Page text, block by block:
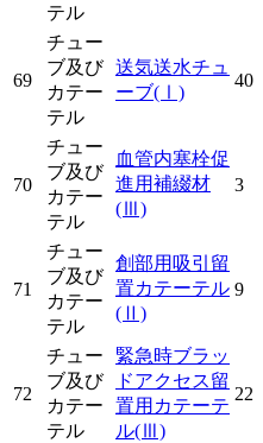
テル
69
チュー
ブ及び
カテー
テル
送気送水チュ
ーブ(Ⅰ)
40
70
チュー
ブ及び
カテー
テル
血管内塞栓促
進用補綴材
(Ⅲ)
3
71
チュー
ブ及び
カテー
テル
創部用吸引留
置カテーテル
(Ⅱ)
9
72
チュー
ブ及び
カテー
テル
緊急時ブラッ
ドアクセス留
置用カテーテ
ル(Ⅲ)
22